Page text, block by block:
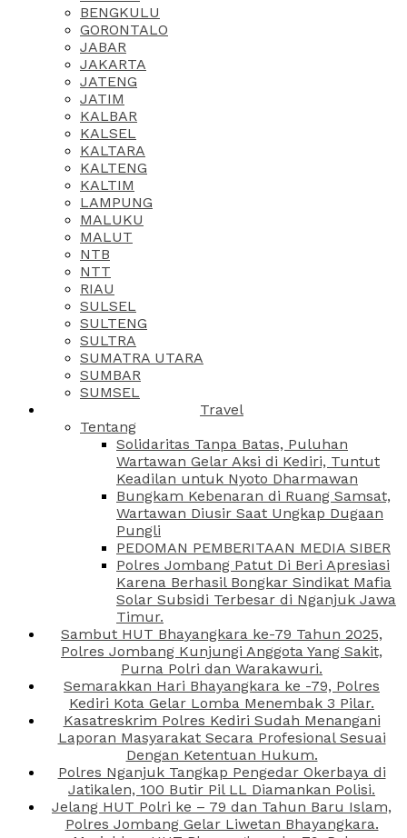
BENGKULU
GORONTALO
JABAR
JAKARTA
JATENG
JATIM
KALBAR
KALSEL
KALTARA
KALTENG
KALTIM
LAMPUNG
MALUKU
MALUT
NTB
NTT
RIAU
SULSEL
SULTENG
SULTRA
SUMATRA UTARA
SUMBAR
SUMSEL
Travel
Tentang
Solidaritas Tanpa Batas, Puluhan
Wartawan Gelar Aksi di Kediri, Tuntut
Keadilan untuk Nyoto Dharmawan
Bungkam Kebenaran di Ruang Samsat,
Wartawan Diusir Saat Ungkap Dugaan
Pungli
PEDOMAN PEMBERITAAN MEDIA SIBER
Polres Jombang Patut Di Beri Apresiasi
Karena Berhasil Bongkar Sindikat Mafia
Solar Subsidi Terbesar di Nganjuk Jawa
Timur.
Sambut HUT Bhayangkara ke-79 Tahun 2025,
Polres Jombang Kunjungi Anggota Yang Sakit,
Purna Polri dan Warakawuri.
Semarakkan Hari Bhayangkara ke -79, Polres
Kediri Kota Gelar Lomba Menembak 3 Pilar.
Kasatreskrim Polres Kediri Sudah Menangani
Laporan Masyarakat Secara Profesional Sesuai
Dengan Ketentuan Hukum.
Polres Nganjuk Tangkap Pengedar Okerbaya di
Jatikalen, 100 Butir Pil LL Diamankan Polisi.
Jelang HUT Polri ke – 79 dan Tahun Baru Islam,
Polres Jombang Gelar Liwetan Bhayangkara.